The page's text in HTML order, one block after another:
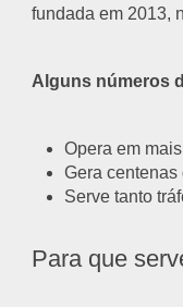
fundada em 2013,
Alguns números
Opera em
Gera centenas
Serve tanto
Para que